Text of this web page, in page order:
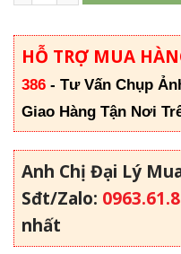
HỖ TRỢ MUA
386 - Tư Vấn Chụp
Giao Hàng Tận Nơi
Anh Chị Đại Lý
Sđt/Zalo:
nhất